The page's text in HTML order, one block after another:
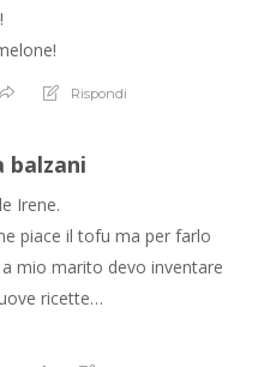
Rispondi
balzani
Irene.
piace il tofu ma per farlo
mio marito devo inventare
ricette…